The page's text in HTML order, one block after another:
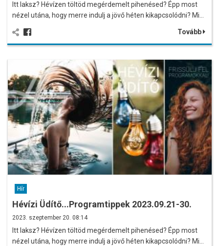
Itt laksz? Hévízen töltöd megérdemelt pihenésed? Épp most
nézel utána, hogy merre indulj a jövő héten kikapcsolódni? Mi…
Tovább
Hír
Hévízi Üdítő...Programtippek 2023.09.21-30.
2023. szeptember 20. 08:14
Itt laksz? Hévízen töltöd megérdemelt pihenésed? Épp most
nézel utána, hogy merre indulj a jövő héten kikapcsolódni? Mi…